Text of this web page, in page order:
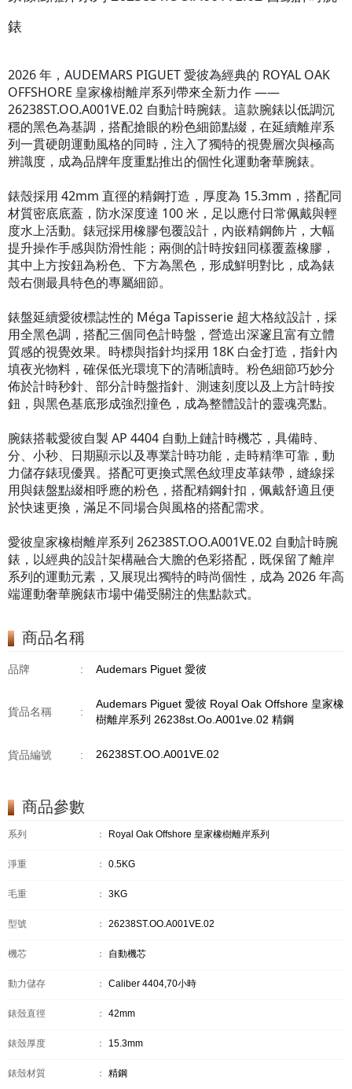
錶
2026 年，AUDEMARS PIGUET 愛彼為經典的 ROYAL OAK
OFFSHORE 皇家橡樹離岸系列帶來全新力作 ——
26238ST.OO.A001VE.02 自動計時腕錶。這款腕錶以低調沉
穩的黑色為基調，搭配搶眼的粉色細節點綴，在延續離岸系
列一貫硬朗運動風格的同時，注入了獨特的視覺層次與極高
辨識度，成為品牌年度重點推出的個性化運動奢華腕錶。
錶殼採用 42mm 直徑的精鋼打造，厚度為 15.3mm，搭配同
材質密底底蓋，防水深度達 100 米，足以應付日常佩戴與輕
度水上活動。錶冠採用橡膠包覆設計，內嵌精鋼飾片，大幅
提升操作手感與防滑性能；兩側的計時按鈕同樣覆蓋橡膠，
其中上方按鈕為粉色、下方為黑色，形成鮮明對比，成為錶
殼右側最具特色的專屬細節。
錶盤延續愛彼標誌性的 Méga Tapisserie 超大格紋設計，採
用全黑色調，搭配三個同色計時盤，營造出深邃且富有立體
質感的視覺效果。時標與指針均採用 18K 白金打造，指針內
填夜光物料，確保低光環境下的清晰讀時。粉色細節巧妙分
佈於計時秒針、部分計時盤指針、測速刻度以及上方計時按
鈕，與黑色基底形成強烈撞色，成為整體設計的靈魂亮點。
腕錶搭載愛彼自製 AP 4404 自動上鏈計時機芯，具備時、
分、小秒、日期顯示以及專業計時功能，走時精準可靠，動
力儲存錶現優異。搭配可更換式黑色紋理皮革錶帶，縫線採
用與錶盤點綴相呼應的粉色，搭配精鋼針扣，佩戴舒適且便
於快速更換，滿足不同場合與風格的搭配需求。
愛彼皇家橡樹離岸系列 26238ST.OO.A001VE.02 自動計時腕
錶，以經典的設計架構融合大膽的色彩搭配，既保留了離岸
系列的運動元素，又展現出獨特的時尚個性，成為 2026 年高
端運動奢華腕錶市場中備受關注的焦點款式。
商品名稱
品牌 : Audemars Piguet 愛彼
貨品名稱 :
Audemars Piguet 愛彼 Royal Oak Offshore 皇家橡
樹離岸系列 26238st.Oo.A001ve.02 精鋼
貨品編號 : 26238ST.OO.A001VE.02
商品參數
系列 ： Royal Oak Offshore 皇家橡樹離岸系列
淨重 ： 0.5KG
毛重 ： 3KG
型號 ： 26238ST.OO.A001VE.02
機芯 ： 自動機芯
動力儲存 ： Caliber 4404,70小時
錶殼直徑 ： 42mm
錶殼厚度 ： 15.3mm
錶殼材質 ： 精鋼